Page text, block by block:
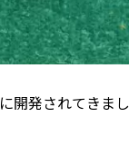
に開発されてきまし